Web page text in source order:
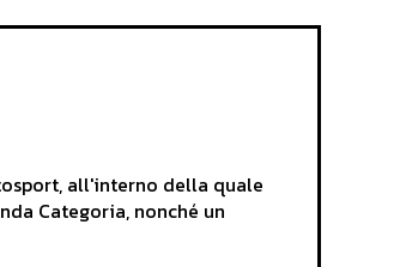
all'interno della quale
Categoria, nonché un